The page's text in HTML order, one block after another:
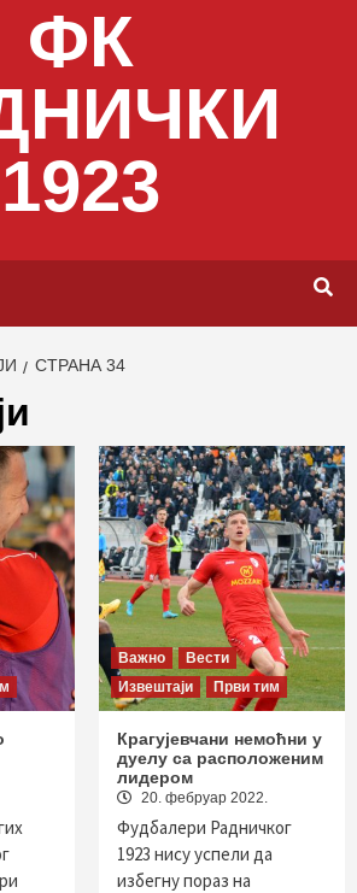
ФК
1923
СТРАНА 34
Важно
Вести
Извештаји
Први тим
Крагујевчани немоћни у
дуелу са расположеним
лидером
20. фебруар 2022.
Фудбалери Радничког
1923 нису успели да
избегну пораз на